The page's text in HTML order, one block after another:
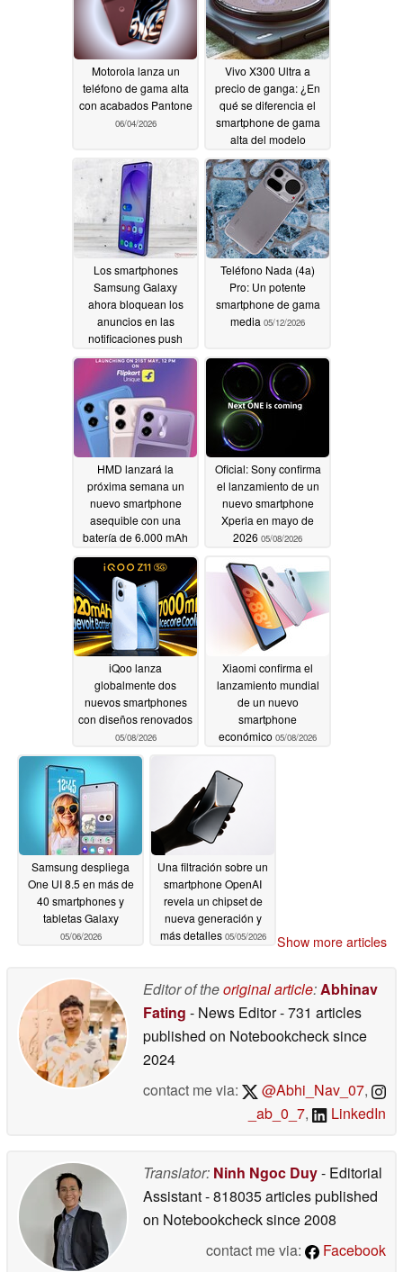
Motorola lanza un
teléfono de gama alta
con acabados Pantone
06/04/2026
Vivo X300 Ultra a
precio de ganga: ¿En
qué se diferencia el
smartphone de gama
alta del modelo
importado?05/14/2026
Los smartphones
Samsung Galaxy
ahora bloquean los
anuncios en las
notificaciones push
05/13/2026
Teléfono Nada (4a)
Pro: Un potente
smartphone de gama
media 05/12/2026
HMD lanzará la
próxima semana un
nuevo smartphone
asequible con una
batería de 6.000 mAh
05/11/2026
Oficial: Sony confirma
el lanzamiento de un
nuevo smartphone
Xperia en mayo de
2026 05/08/2026
iQoo lanza
globalmente dos
nuevos smartphones
con diseños renovados
05/08/2026
Xiaomi confirma el
lanzamiento mundial
de un nuevo
smartphone
económico 05/08/2026
Samsung despliega
One UI 8.5 en más de
40 smartphones y
tabletas Galaxy
05/06/2026
Una filtración sobre un
smartphone OpenAI
revela un chipset de
nueva generación y
más detalles 05/05/2026 Show more articles
Editor of theoriginal article:Abhinav
Fating - News Editor- 731 articles
published on Notebookchecksince
2024
contact me via:
@Abhi_Nav_07,
_ab_0_7, LinkedIn
Translator: Ninh Ngoc Duy- Editorial
Assistant- 818035 articles published
on Notebookchecksince 2008
contact me via:
Facebook